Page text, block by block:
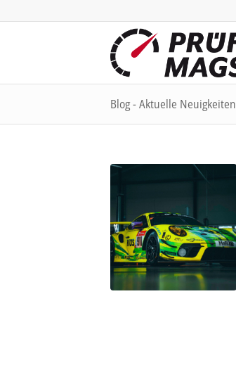
Blog - Aktuelle Neuigkeiten